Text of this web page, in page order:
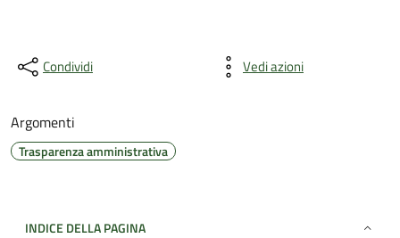
Condividi Vedi azioni
Argomenti
Trasparenza amministrativa
INDICE DELLA PAGINA